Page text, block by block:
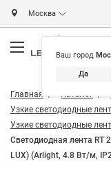
Москва
Ваш город
Да
Главная Каталог
Узкие светодиодные
Узкие светодиодные
Светодиодная лента RT
LUX) (Arlight, 4.8 Вт/м,